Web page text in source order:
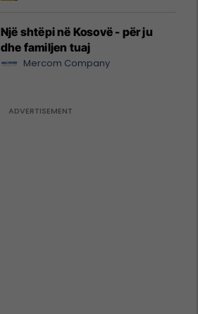
Një shtëpi në Kosovë - për ju
dhe familjen tuaj
Mercom Company